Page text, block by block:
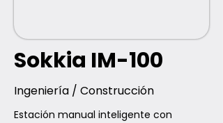
Sokkia IM-100
Ingeniería / Construcción
Estación manual inteligente con